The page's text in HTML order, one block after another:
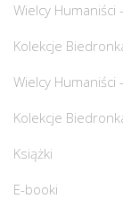
Wielcy
Kolekcje
Wielcy
Kolekcje
Książki
E-booki